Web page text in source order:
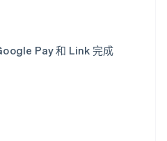
Pay 和 Link 完成